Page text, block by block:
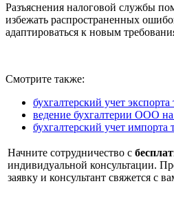
Разъяснения налоговой службы
избежать распространенных
адаптироваться к новым
Смотрите также:
бухгалтерский учет экспорта
ведение бухгалтерии ООО
бухгалтерский учет импорта
Начните сотрудничество с
индивидуальной консультации.
заявку и консультант свяжется с